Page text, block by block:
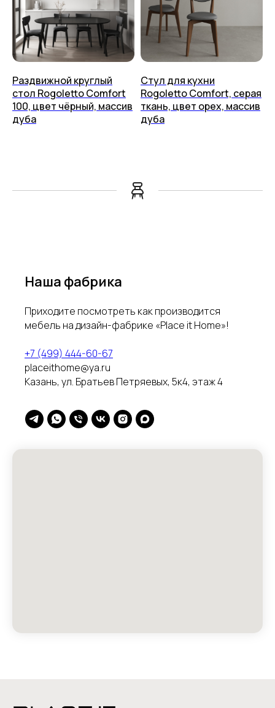
Раздвижной круглый
стол Rogoletto Comfort
100, цвет чёрный, массив
дуба
Стул для кухни
Rogoletto Comfort, серая
ткань, цвет орех, массив
дуба
Наша фабрика
Приходите посмотреть как производится
мебель на дизайн-фабрике «Place it Home»!
+7 (499) 444-60-67
placeithome@ya.ru
Казань, ул. Братьев Петряевых, 5к4, этаж 4